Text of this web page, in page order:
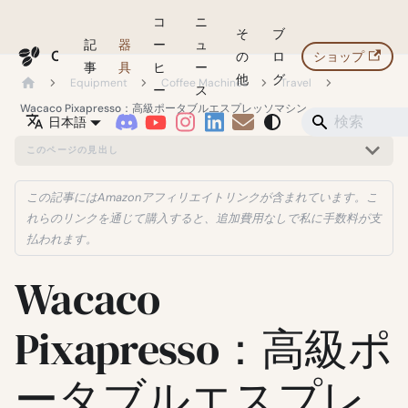
記
事
器
具
コ
ー
ヒ
ー
ニ
ュ
ー
ス
そ
の
他
ブ
ロ
グ
ショップ
日本語
Equipment Coffee Machines
Travel
Wacaco Pixapresso：高級ポータブルエスプレッソマシン
このページの見出し
この記事にはAmazonアフィリエイトリンクが含まれています。こ
れらのリンクを通じて購入すると、追加費用なしで私に手数料が支
払われます。
Wacaco
Pixapresso：高級ポ